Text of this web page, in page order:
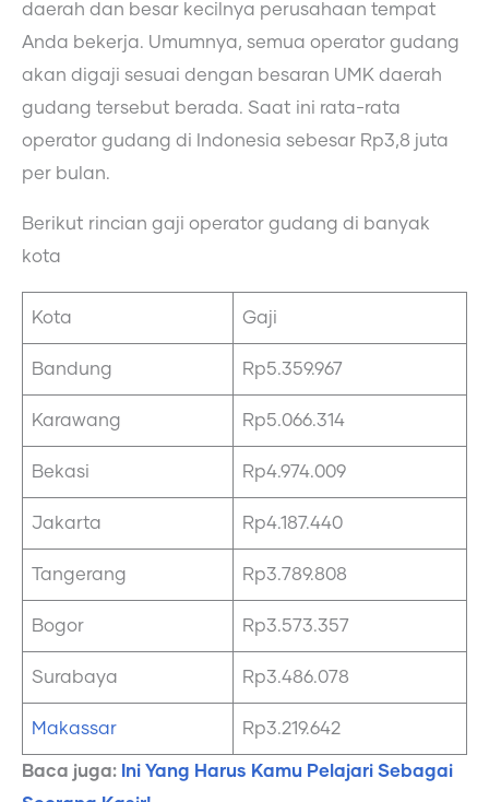
daerah dan besar kecilnya perusahaan tempat
Anda bekerja. Umumnya, semua operator gudang
akan digaji sesuai dengan besaran UMK daerah
gudang tersebut berada. Saat ini rata-rata
operator gudang di Indonesia sebesar Rp3,8 juta
per bulan.
Berikut rincian gaji operator gudang di banyak
kota
Kota Gaji
Bandung Rp5.359.967
Karawang Rp5.066.314
Bekasi Rp4.974.009
Jakarta Rp4.187.440
Tangerang Rp3.789.808
Bogor Rp3.573.357
Surabaya Rp3.486.078
Makassar Rp3.219.642
Baca juga: Ini Yang Harus Kamu Pelajari Sebagai